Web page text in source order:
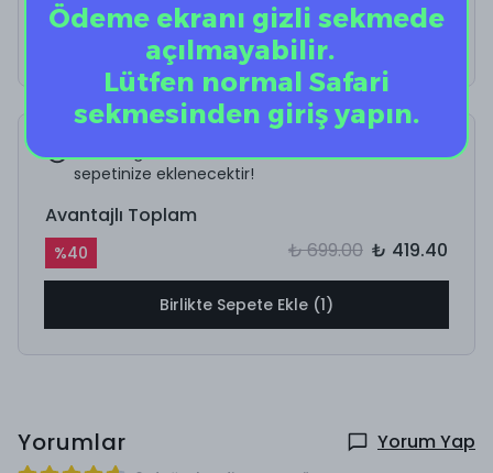
sepetinize eklenecektir!
Avantajlı Toplam
%40 ₺ 699.00 ₺ 419.40
Birlikte Sepete Ekle (1)
Yorumlar Yorum Yap
Ödeme ekranı gizli sekmede
açılmayabilir.
Lütfen normal Safari
sekmesinden giriş yapın.